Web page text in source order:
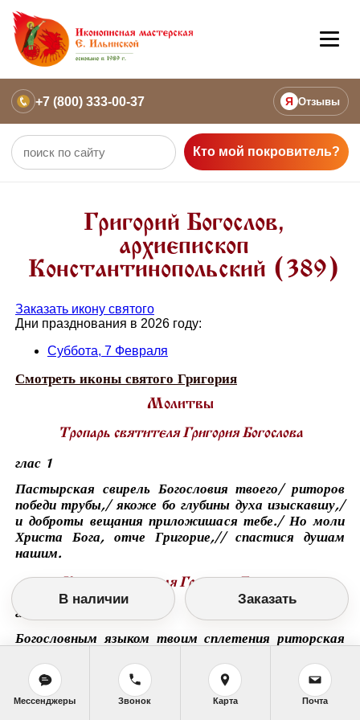
+7 (800) 333-00-37 Я Отзывы
Кто мой покровитель?
Григорий Богослов,
архиепископ
Константинопольский (389)
Заказать икону святого
Дни празднования в 2026 году:
Суббота, 7 Февраля
Смотреть иконы святого Григория
Молитвы
Тропарь святителя Григория Богослова
глас 1
Пастырская свирель Богословия твоего/ риторов
победи трубы,/ якоже бо глубины духа изыскавшу,/
и доброты вещания приложишася тебе./ Но моли
Христа Бога, отче Григорие,// спастися душам
нашим.
Кондак святителя Григория Богослова
глас 3
Богословным языком твоим сплетения риторская
истканною, Церковь украсил еси,/ юже и носящи, с
нами зовет, твоими чады:/ радуйся, отче,//
Богословия уме крайнейший.
В наличии Заказать
Мессенджеры Звонок Карта Почта